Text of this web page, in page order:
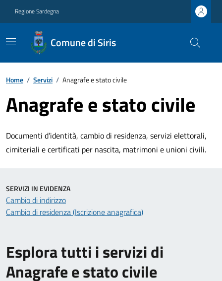
Regione Sardegna
Comune di Siris
Home / Servizi / Anagrafe e stato civile
Anagrafe e stato civile
Documenti d’identità, cambio di residenza, servizi elettorali,
cimiteriali e certificati per nascita, matrimoni e unioni civili.
Esplora tutti i servizi di
Anagrafe e stato civile
SERVIZI IN EVIDENZA
Cambio di indirizzo
Cambio di residenza (Iscrizione anagrafica)